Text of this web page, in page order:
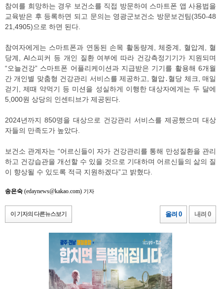
참여를 희망하는 경우 보건소를 직접 방문하여 스마트폰 앱 사용법을
교육받은 후 등록하면 되고 문의는 영광군보건소 방문보건팀(350-48
21,4905)으로 하면 된다.
참여자에게는 스마트폰과 연동된 손목 활동량계, 체중계, 혈압계, 혈
당계, AI스피커 등 개인 질환 여부에 따라 건강측정기기가 지원되며
“오늘건강” 스마트폰 어플리케이션과 지급받은 기기를 활용해 6개월
간 개인별 맞춤형 건강관리 서비스를 제공하고, 혈압․혈당 체크, 매일
걷기, 제때 약먹기 등 미션을 성실하게 이행한 대상자에게는 두 달에
5,000원 상당의 인센티브가 제공된다.
2024년까지 850명을 대상으로 건강관리 서비스를 제공했으며 대상
자들의 만족도가 높았다.
보건소 관계자는 “어르신들이 자가 건강관리를 통해 만성질환을 관리
하고 건강습관을 개선할 수 있을 것으로 기대하며 어르신들의 삶의 질
이 향상될 수 있도록 적극 지원하겠다”고 밝혔다.
송은숙 (edaynews@kakao.com) 기자
이 기자의 다른뉴스보기 올려 0 내려 0